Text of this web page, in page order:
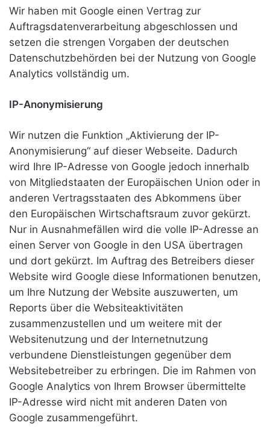
Wir haben mit Google einen Vertrag zur
Auftragsdatenverarbeitung abgeschlossen und
setzen die strengen Vorgaben der deutschen
Datenschutzbehörden bei der Nutzung von Google
Analytics vollständig um.
IP-Anonymisierung
Wir nutzen die Funktion „Aktivierung der IP-
Anonymisierung“ auf dieser Webseite. Dadurch
wird Ihre IP-Adresse von Google jedoch innerhalb
von Mitgliedstaaten der Europäischen Union oder in
anderen Vertragsstaaten des Abkommens über
den Europäischen Wirtschaftsraum zuvor gekürzt.
Nur in Ausnahmefällen wird die volle IP-Adresse an
einen Server von Google in den USA übertragen
und dort gekürzt. Im Auftrag des Betreibers dieser
Website wird Google diese Informationen benutzen,
um Ihre Nutzung der Website auszuwerten, um
Reports über die Websiteaktivitäten
zusammenzustellen und um weitere mit der
Websitenutzung und der Internetnutzung
verbundene Dienstleistungen gegenüber dem
Websitebetreiber zu erbringen. Die im Rahmen von
Google Analytics von Ihrem Browser übermittelte
IP-Adresse wird nicht mit anderen Daten von
Google zusammengeführt.